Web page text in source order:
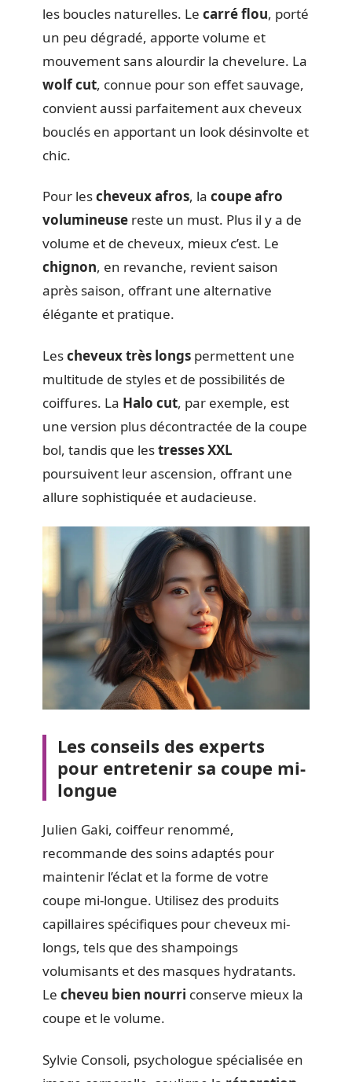
les boucles naturelles. Le carré flou, porté
un peu dégradé, apporte volume et
mouvement sans alourdir la chevelure. La
wolf cut, connue pour son effet sauvage,
convient aussi parfaitement aux cheveux
bouclés en apportant un look désinvolte et
chic.
Pour lescheveux afros, la coupe afro
volumineuse reste un must. Plus il y a de
volume et de cheveux, mieux c’est. Le
chignon, en revanche, revient saison
après saison, offrant une alternative
élégante et pratique.
Lescheveux très longs permettent une
multitude de styles et de possibilités de
coiffures. La Halo cut, par exemple, est
une version plus décontractée de la coupe
bol, tandis que lestresses XXL
poursuivent leur ascension, offrant une
allure sophistiquée et audacieuse.
Les conseils des experts
pour entretenir sa coupe mi-
longue
Julien Gaki, coiffeur renommé,
recommande des soins adaptés pour
maintenir l’éclat et la forme de votre
coupe mi-longue. Utilisez des produits
capillaires spécifiques pour cheveux mi-
longs, tels que des shampoings
volumisants et des masques hydratants.
Le cheveu bien nourri conserve mieux la
coupe et le volume.
Sylvie Consoli, psychologue spécialisée en